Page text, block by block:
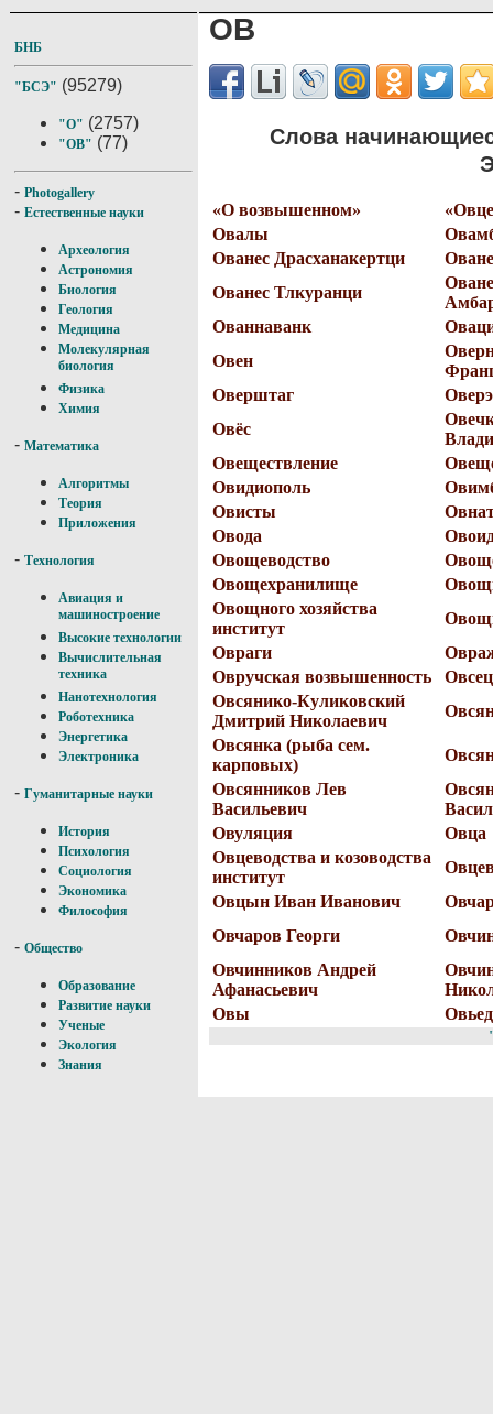
БНБ
"БСЭ" (95279)
"О" (2757)
"ОВ" (77)
- Photogallery
- Естественные науки
Археология
Астрономия
Биология
Геология
Медицина
Молекулярная
биология
Физика
Химия
- Математика
Алгоритмы
Теория
Приложения
- Технология
Авиация и
машиностроение
Высокие технологии
Вычислительная
техника
Нанотехнология
Роботехника
Энергетика
Электроника
- Гуманитарные науки
История
Психология
Социология
Экономика
Философия
- Общество
Образование
Развитие науки
Ученые
Экология
Знания
ОВ
Слова
«О возвышенном»
Овалы
Ованес Драсханакертци
Ованес Тлкуранци
Ованнаванк
Овен
Оверштаг
Овёс
Овеществление
Овидиополь
Овисты
Овода
Овощеводство
Овощехранилище
Овощного хозяйства
институт
Овраги
Овручская возвышенность
Овсец
Овсянико-Куликовский
Дмитрий Николаевич
Овсянка (рыба сем.
карповых)
Овсянников Лев
Васильевич
Овуляция
Овца
Овцеводства и козоводства
институт
Овцын Иван Иванович
Овчаров Георги
Овчинников Андрей
Афанасьевич
Овы